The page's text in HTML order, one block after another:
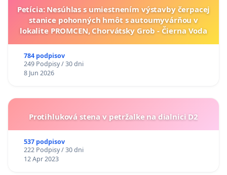
Petícia: Nesúhlas s umiestnením výstavby čerpacej
stanice pohonných hmôt s autoumyvárňou v
lokalite PROMCEN, Chorvátsky Grob - Čierna Voda
784 podpisov
249 Podpisy / 30 dni
8 Jun 2026
Protihluková stena v petržalke na dialnici D2
537 podpisov
222 Podpisy / 30 dni
12 Apr 2023